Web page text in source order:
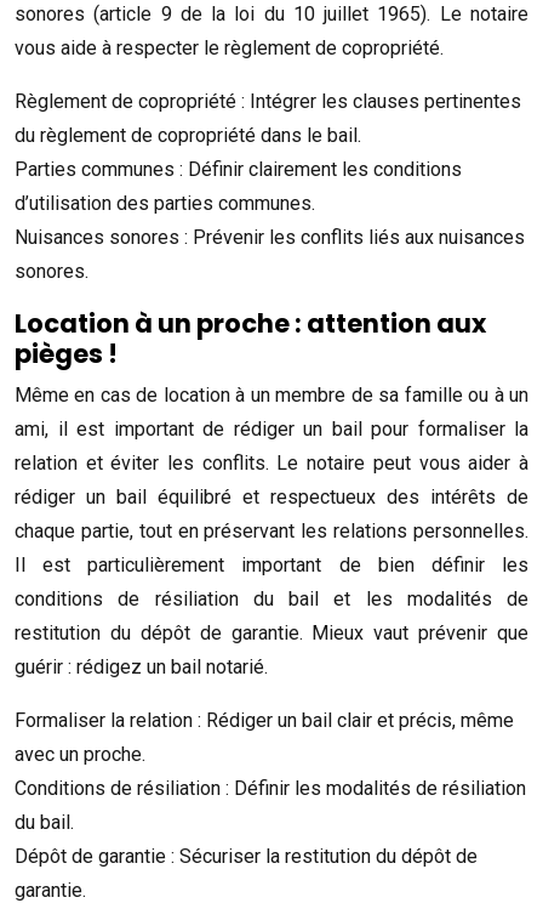
sonores (article 9 de la loi du 10 juillet 1965). Le notaire
vous aide à respecter le règlement de copropriété.
Règlement de copropriété : Intégrer les clauses pertinentes
du règlement de copropriété dans le bail.
Parties communes : Définir clairement les conditions
d’utilisation des parties communes.
Nuisances sonores : Prévenir les conflits liés aux nuisances
sonores.
Location à un proche : attention aux
pièges !
Même en cas de location à un membre de sa famille ou à un
ami, il est important de rédiger un bail pour formaliser la
relation et éviter les conflits. Le notaire peut vous aider à
rédiger un bail équilibré et respectueux des intérêts de
chaque partie, tout en préservant les relations personnelles.
Il est particulièrement important de bien définir les
conditions de résiliation du bail et les modalités de
restitution du dépôt de garantie. Mieux vaut prévenir que
guérir : rédigez un bail notarié.
Formaliser la relation : Rédiger un bail clair et précis, même
avec un proche.
Conditions de résiliation : Définir les modalités de résiliation
du bail.
Dépôt de garantie : Sécuriser la restitution du dépôt de
garantie.